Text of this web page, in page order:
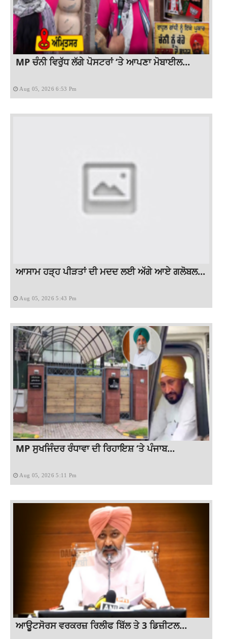
MP ਚੰਨੀ ਵਿਰੁੱਧ ਲੱਗੇ ਪੋਸਟਰਾਂ ‘ਤੇ ਆਪਣਾ ਮੋਬਾਈਲ...
Aug 05, 2026 6:53 Pm
ਆਸਾਮ ਹੜ੍ਹ ਪੀੜਤਾਂ ਦੀ ਮਦਦ ਲਈ ਅੱਗੇ ਆਏ ਗਲੋਬਲ...
Aug 05, 2026 5:43 Pm
MP ਸੁਖਜਿੰਦਰ ਰੰਧਾਵਾ ਦੀ ਰਿਹਾਇਸ਼ ‘ਤੇ ਪੰਜਾਬ...
Aug 05, 2026 5:11 Pm
ਆਊਟਸੋਰਸ ਵਰਕਰਜ਼ ਰਿਲੀਫ ਬਿੱਲ ਤੇ 3 ਡਿਜ਼ੀਟਲ...